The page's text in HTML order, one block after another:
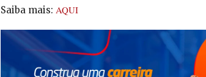
Saiba mais: AQUI